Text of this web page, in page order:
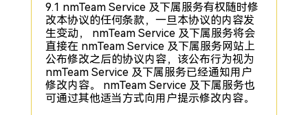
9.1 nmTeam Service 及下属服务有权随时修
改本协议的任何条款，一旦本协议的内容发
生变动， nmTeam Service 及下属服务将会
直接在 nmTeam Service 及下属服务网站上
公布修改之后的协议内容，该公布行为视为
nmTeam Service 及下属服务已经通知用户
修改内容。 nmTeam Service 及下属服务也
可通过其他适当方式向用户提示修改内容。